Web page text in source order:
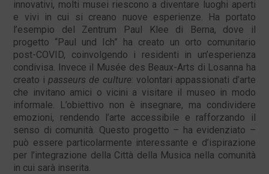
innovativi, molti musei riescono a diventare luoghi aperti
e vivi in cui si creano nuove esperienze. Ha portato
l’esempio del Zentrum Paul Klee di Berna, dove il
progetto “Paul und Ich” ha creato un orto comunitario
post-COVID, coinvolgendo i residenti in un’esperienza
condivisa. Invece il Musée des Beaux-Arts di Losanna ha
creato ipasseurs de culture: volontari appassionati d’arte
che invitano amici o vicini a visitare il museo in modo
informale. L’obiettivo non è insegnare, ma condividere
emozioni, rendendo l’arte accessibile e rafforzando il
senso di comunità. Questo progetto – ha evidenziato –
può essere particolarmente interessante e d’ispirazione
per l’integrazione della Città della Musica nella comunità
in cui sarà inserita.